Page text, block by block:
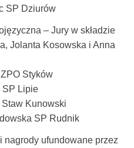
SP Dziurów
– Jury w składzie
Jolanta Kosowska i Anna
Styków
SP Lipie
Staw Kunowski
SP Rudnik
nagrody ufundowane przez